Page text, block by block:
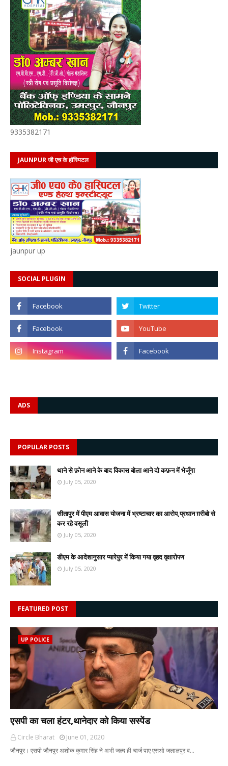
9335382171
JAUNPUR जी एच के हॉस्पिटल
jaunpur up
SOCIAL PLUGIN
ADS
POPULAR POSTS
थाने से फ़ोन आने के बाद विकास बोला आने दो कफ़न में भेजूँगा
July 05, 2020
सीतापुर में पीएम आवास योजना में भ्रष्टाचार का आरोप,प्रधान ग़रीबो से
कर रहे वसूली
July 05, 2020
डीएम के आदेशानुसार प्यारेपुर में किया गया वृहद वृक्षारोपण
July 05, 2020
FEATURED POST
UP POLICE
एसपी का चला हंटर,थानेदार को किया सस्पेंड
Circle Bharat
June 01, 2020
जौनपुर। एसपी जौनपुर अशोक कुमार सिंह ने अभी जल्द ही चार्ज पाए एसओ जलालपुर व…